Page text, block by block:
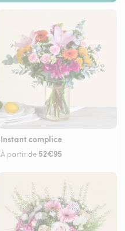
Instant complice
À partir de 52€95